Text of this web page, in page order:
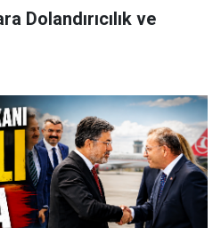
Dolandırıcılık ve